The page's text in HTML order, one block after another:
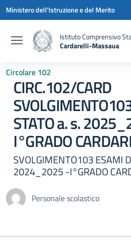
Vai ai contenuti
Vai al menu di navigazione
Vai al footer
Ministero dell'Istruzione e del Merito
Istituto Comprensivo
Cardarelli-Massaua
Circolare 102
CIRC.102/CARD
STATO a. s.
I°GRADO
SVOLGIMENTO103 ESAMI
2024_2025 -I°GRADO
Personale scolastico